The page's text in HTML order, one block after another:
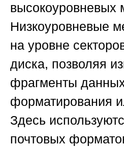
высокоуровневых
Низкоуровневые
на уровне
диска, позволяя
фрагменты
форматирования
Здесь
почтовых